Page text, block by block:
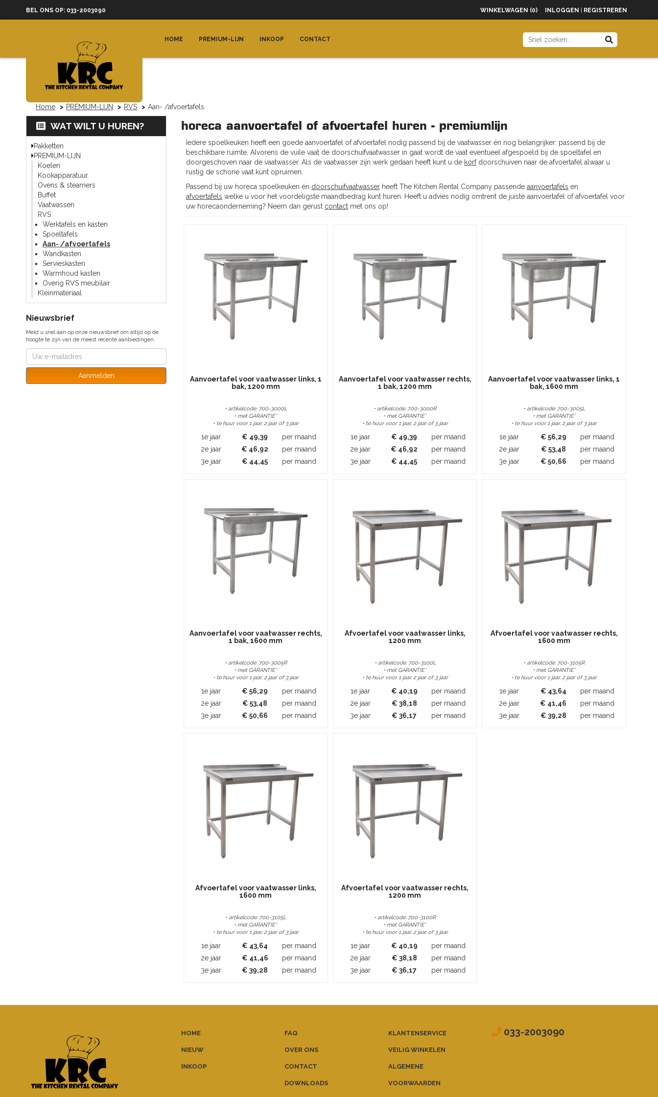
BEL ONS OP: 033-2003090 WINKELWAGEN (0) INLOGGEN REGISTREREN
HOME PREMIUM-LIJN INKOOP CONTACT
Home PREMIUM-LIJN RVS Aan- /afvoertafels
WAT WILT U HUREN?
Pakketten
PREMIUM-LIJN
Koelen
Kookapparatuur
Ovens & steamers
Buffet
Vaatwassen
RVS
Werktafels en kasten
Spoeltafels
Aan- /afvoertafels
Wandkasten
Servieskasten
Warmhoud kasten
Overig RVS meubilair
Kleinmateriaal
Nieuwsbrief
Meld u snel aan op onze nieuwsbrief om altijd op de
hoogte te zijn van de meest recente aanbiedingen.
Aanmelden
horeca aanvoertafel of afvoertafel huren - premiumlijn
Iedere spoelkeuken heeft een goede aanvoertafel of afvoertafel nodig passend bij de vaatwasser én nog belangrijker: passend bij de
beschikbare ruimte. Alvorens de vuile vaat de doorschuifvaatwasser in gaat wordt de vaat eventueel afgespoeld bij de spoeltafel en
doorgeschoven naar de vaatwasser. Als de vaatwasser zijn werk gedaan heeft kunt u de korfdoorschuiven naar de afvoertafel alwaar u
rustig de schone vaat kunt opruimen.
Passend bij uw horeca spoelkeuken én doorschuifvaatwasser heeft The Kitchen Rental Company passende aanvoertafels en
afvoertafels welke u voor het voordeligste maandbedrag kunt huren. Heeft u advies nodig omtrent de juiste aanvoertafel of afvoertafel voor
uw horecaonderneming? Neem dan gerust contact met ons op!
Aanvoertafel voor vaatwasser links, 1
bak, 1200 mm
• artikelcode: 700-3000L
• met GARANTIE*
• te huur voor 1 jaar, 2 jaar of 3 jaar
1e jaar € 49,39
per maand
2e jaar
€ 46,92
per maand
3e jaar
€ 44,45 per maand
Aanvoertafel voor vaatwasser rechts,
1 bak, 1200 mm
• artikelcode: 700-3000R
• met GARANTIE*
• te huur voor 1 jaar, 2 jaar of 3 jaar
1e jaar € 49,39
per maand
2e jaar
€ 46,92
per maand
3e jaar
€ 44,45 per maand
Aanvoertafel voor vaatwasser links, 1
bak, 1600 mm
• artikelcode: 700-3005L
• met GARANTIE*
• te huur voor 1 jaar, 2 jaar of 3 jaar
1e jaar € 56,29
per maand
2e jaar
€ 53,48
per maand
3e jaar
€ 50,66 per maand
Aanvoertafel voor vaatwasser rechts,
1 bak, 1600 mm
• artikelcode: 700-3005R
• met GARANTIE*
• te huur voor 1 jaar, 2 jaar of 3 jaar
1e jaar € 56,29
per maand
2e jaar
€ 53,48
per maand
3e jaar
€ 50,66 per maand
Afvoertafel voor vaatwasser links,
1200 mm
• artikelcode: 700-3100L
• met GARANTIE*
• te huur voor 1 jaar, 2 jaar of 3 jaar
1e jaar € 40,19
per maand
2e jaar
€ 38,18
per maand
3e jaar
€ 36,17 per maand
Afvoertafel voor vaatwasser rechts,
1600 mm
• artikelcode: 700-3105R
• met GARANTIE*
• te huur voor 1 jaar, 2 jaar of 3 jaar
1e jaar € 43,64
per maand
2e jaar
€ 41,46
per maand
3e jaar
€ 39,28 per maand
Afvoertafel voor vaatwasser links,
1600 mm
• artikelcode: 700-3105L
• met GARANTIE*
• te huur voor 1 jaar, 2 jaar of 3 jaar
1e jaar € 43,64
per maand
2e jaar
€ 41,46
per maand
3e jaar
€ 39,28 per maand
Afvoertafel voor vaatwasser rechts,
1200 mm
• artikelcode: 700-3100R
• met GARANTIE*
• te huur voor 1 jaar, 2 jaar of 3 jaar
1e jaar € 40,19
per maand
2e jaar
€ 38,18
per maand
3e jaar
€ 36,17 per maand
HOME
NIEUW
INKOOP
FAQ
OVER ONS
CONTACT
DOWNLOADS
KLANTENSERVICE
VEILIG WINKELEN
ALGEMENE
VOORWAARDEN
033-2003090